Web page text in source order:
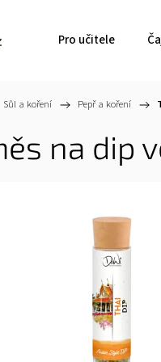
Pro učitele
Sůl a koření / Pepř a koření /
na dip